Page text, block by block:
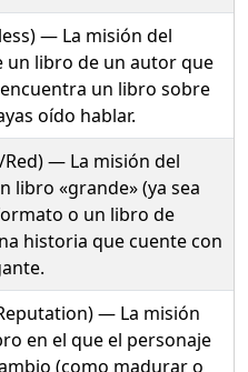
— La misión del
un libro de un autor que
un libro sobre
oído hablar.
Red) — La misión del
libro «grande» (ya sea
o un libro de
historia que cuente con
— La misión
en el que el personaje
(como madurar o